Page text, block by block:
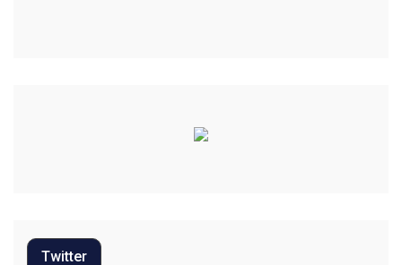
Twitter